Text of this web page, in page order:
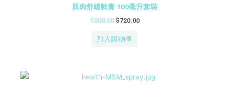
肌肉舒緩軟膏 100毫升套裝
$800.00
$800.00。
$720.00
$720.00。
加入購物車